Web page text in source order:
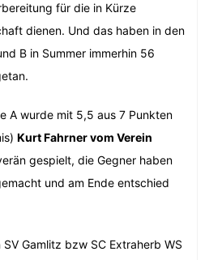
für die in Kürze
dienen. Und das haben in den
B in Summer immerhin 56
A wurde mit 5,5 aus 7 Punkten
Kurt Fahrner vom Verein
gespielt, die Gegner haben
und am Ende entschied
SV Gamlitz bzw SC Extraherb WS